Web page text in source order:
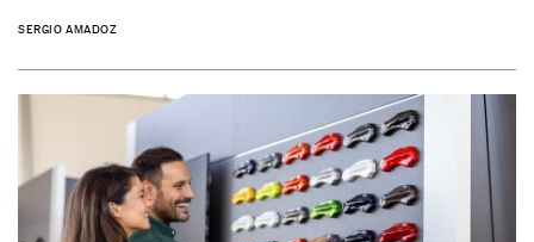
SERGIO AMADOZ